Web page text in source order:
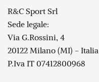
R&C Sport Srl
Sede legale:
Via G.Rossini, 4
20122 Milano (MI) - Italia
P.Iva IT 07412800968